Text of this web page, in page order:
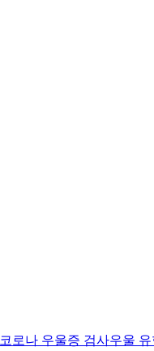
코로나 우울증 검사우울